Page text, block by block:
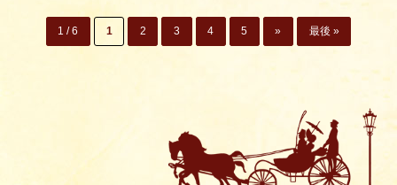
1 / 6 1 2 3 4 5 » 最後 »